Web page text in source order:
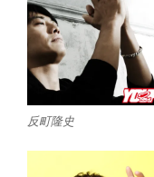
反町隆史